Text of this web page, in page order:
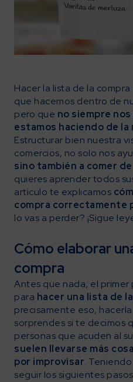
Hacer la lista de la
que hacemos dentro de
pero que no siempre
estamos haciendo de la
Estructurar bien nuestra
comercios, no solo nos
sino también a comer
quieres aprender todos
artículo te explicamos
compra correctamente
lo vas a perder? ¡Sigue
Cómo elaborar
compra
Antes que nada, el
para hacer una lista de
precisamente eso,
sorprendes si te decimos
personas que acuden al
suelen llevarse más
por improvisar.
seguir los siguientes